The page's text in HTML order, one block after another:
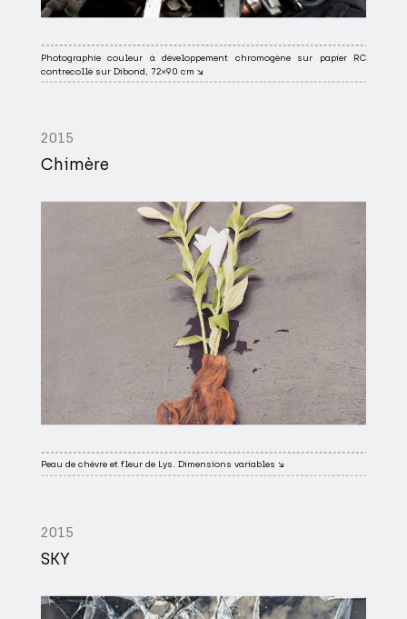
Photographie couleur à développement chromogène sur papier RC
contrecollé sur Dibond, 72×90 cm ↘
2015
Chimère
Peau de chèvre et fleur de Lys. Dimensions variables ↘
2015
SKY